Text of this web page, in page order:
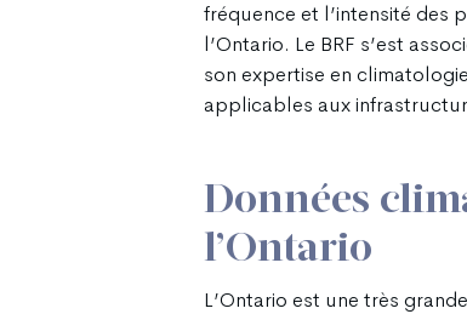
fréquence et l’intensité des
l’Ontario. Le BRF s’est
son expertise en
applicables aux
Données
l’Ontario
L’Ontario est une très